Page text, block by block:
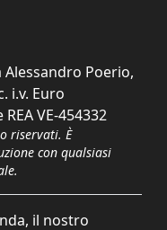
Alessandro Poerio,
i.v. Euro
VE-454332
riservati. È
con qualsiasi
il nostro